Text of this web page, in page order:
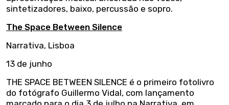
sintetizadores, baixo, percussão e sopro.
The Space Between Silence
Narrativa, Lisboa
13 de junho
THE SPACE BETWEEN SILENCE é o primeiro fotolivro
do fotógrafo Guillermo Vidal, com lançamento